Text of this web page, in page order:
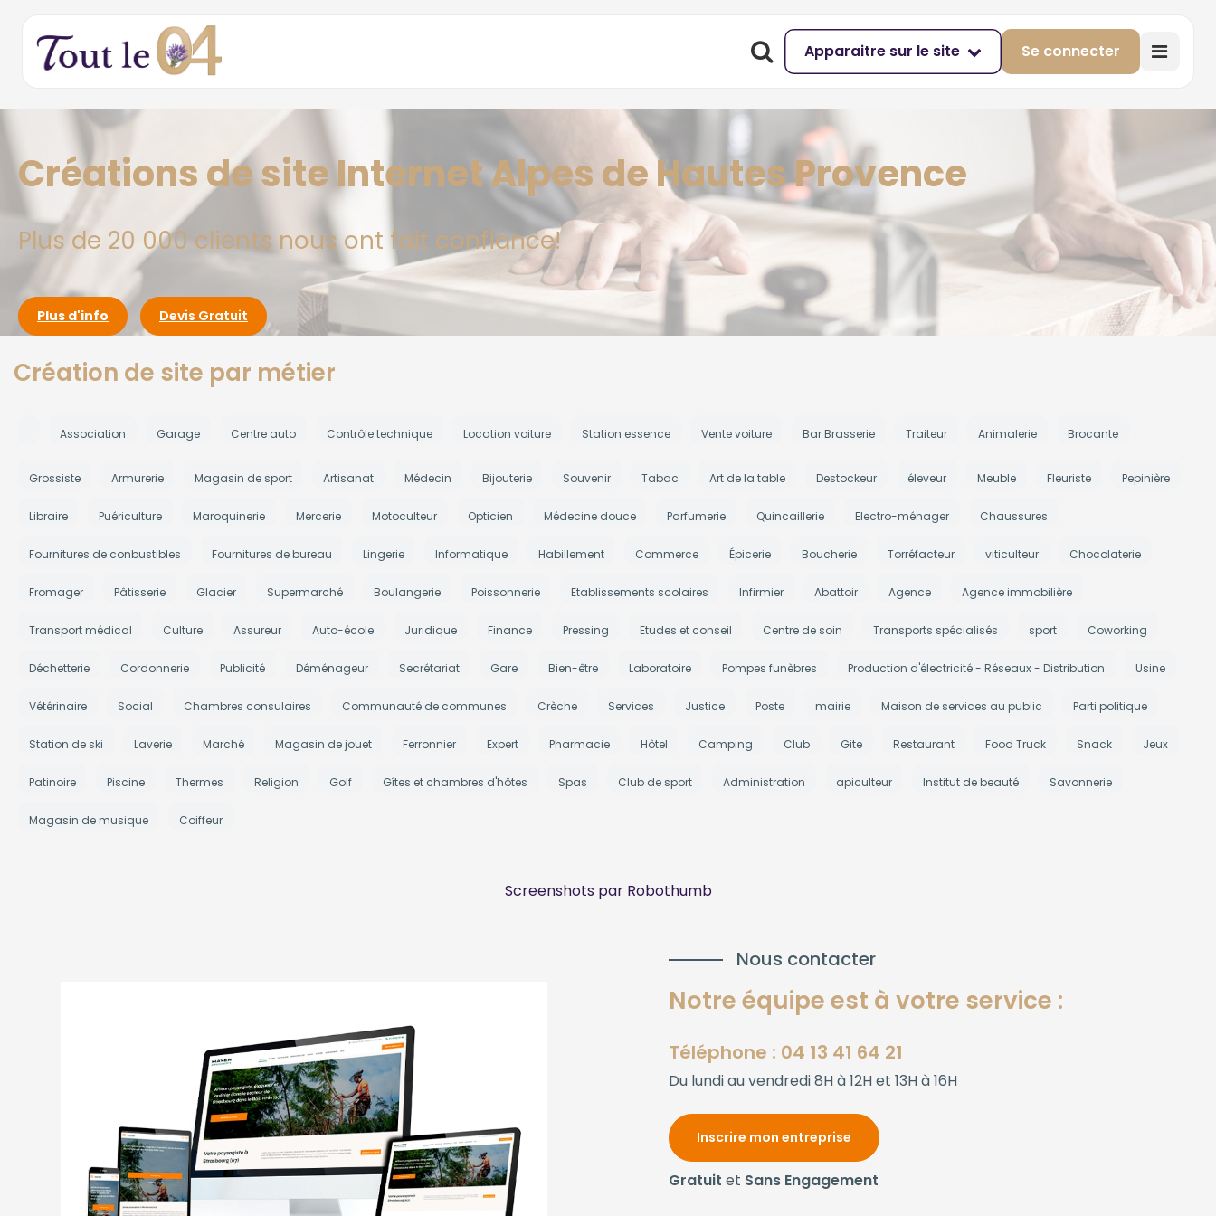
Apparaitre sur le site Se connecter
Créations de site Internet Alpes de Hautes Provence
Plus de 20 000 clients nous ont fait confiance!
Plus d'info Devis Gratuit
Création de site par métier
Association Garage Centre auto Contrôle technique Location voiture Station essence Vente voiture Bar Brasserie Traiteur Animalerie Brocante
Grossiste Armurerie Magasin de sport Artisanat Médecin Bijouterie Souvenir Tabac Art de la table Destockeur éleveur Meuble Fleuriste Pepinière
Libraire Puériculture Maroquinerie Mercerie Motoculteur Opticien Médecine douce Parfumerie Quincaillerie Electro-ménager Chaussures
Fournitures de conbustibles Fournitures de bureau Lingerie Informatique Habillement Commerce Épicerie Boucherie Torréfacteur viticulteur Chocolaterie
Fromager Pâtisserie Glacier Supermarché Boulangerie Poissonnerie Etablissements scolaires Infirmier Abattoir Agence Agence immobilière
Transport médical Culture Assureur Auto-école Juridique Finance Pressing Etudes et conseil Centre de soin Transports spécialisés sport Coworking
Déchetterie Cordonnerie Publicité Déménageur Secrétariat Gare Bien-être Laboratoire Pompes funèbres Production d'électricité - Réseaux - Distribution Usine
Vétérinaire Social Chambres consulaires Communauté de communes Crèche Services Justice Poste mairie Maison de services au public Parti politique
Station de ski Laverie Marché Magasin de jouet Ferronnier Expert Pharmacie Hôtel Camping Club Gite Restaurant Food Truck Snack Jeux
Patinoire Piscine Thermes Religion Golf Gîtes et chambres d'hôtes Spas Club de sport Administration apiculteur Institut de beauté Savonnerie
Magasin de musique Coiffeur
Screenshots par Robothumb
Nous contacter
Notre équipe est à votre service :
Téléphone : 04 13 41 64 21
Du lundi au vendredi 8H à 12H et 13H à 16H
Inscrire mon entreprise
Gratuit et Sans Engagement